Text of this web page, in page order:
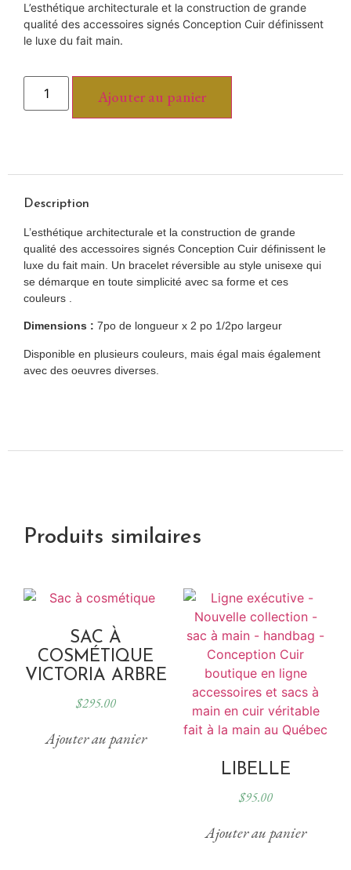
L’esthétique architecturale et la construction de grande
qualité des accessoires signés Conception Cuir définissent
le luxe du fait main.
Ajouter au panier
Description
L’esthétique architecturale et la construction de grande
qualité des accessoires signés Conception Cuir définissent le
luxe du fait main. Un bracelet réversible au style unisexe qui
se démarque en toute simplicité avec sa forme et ces
couleurs .
Dimensions : 7po de longueur x 2 po 1/2po largeur
Disponible en plusieurs couleurs, mais égal mais également
avec des oeuvres diverses.
Produits similaires
SAC À
COSMÉTIQUE
VICTORIA ARBRE
$295.00
Ajouter au panier
LIBELLE
$95.00
Ajouter au panier